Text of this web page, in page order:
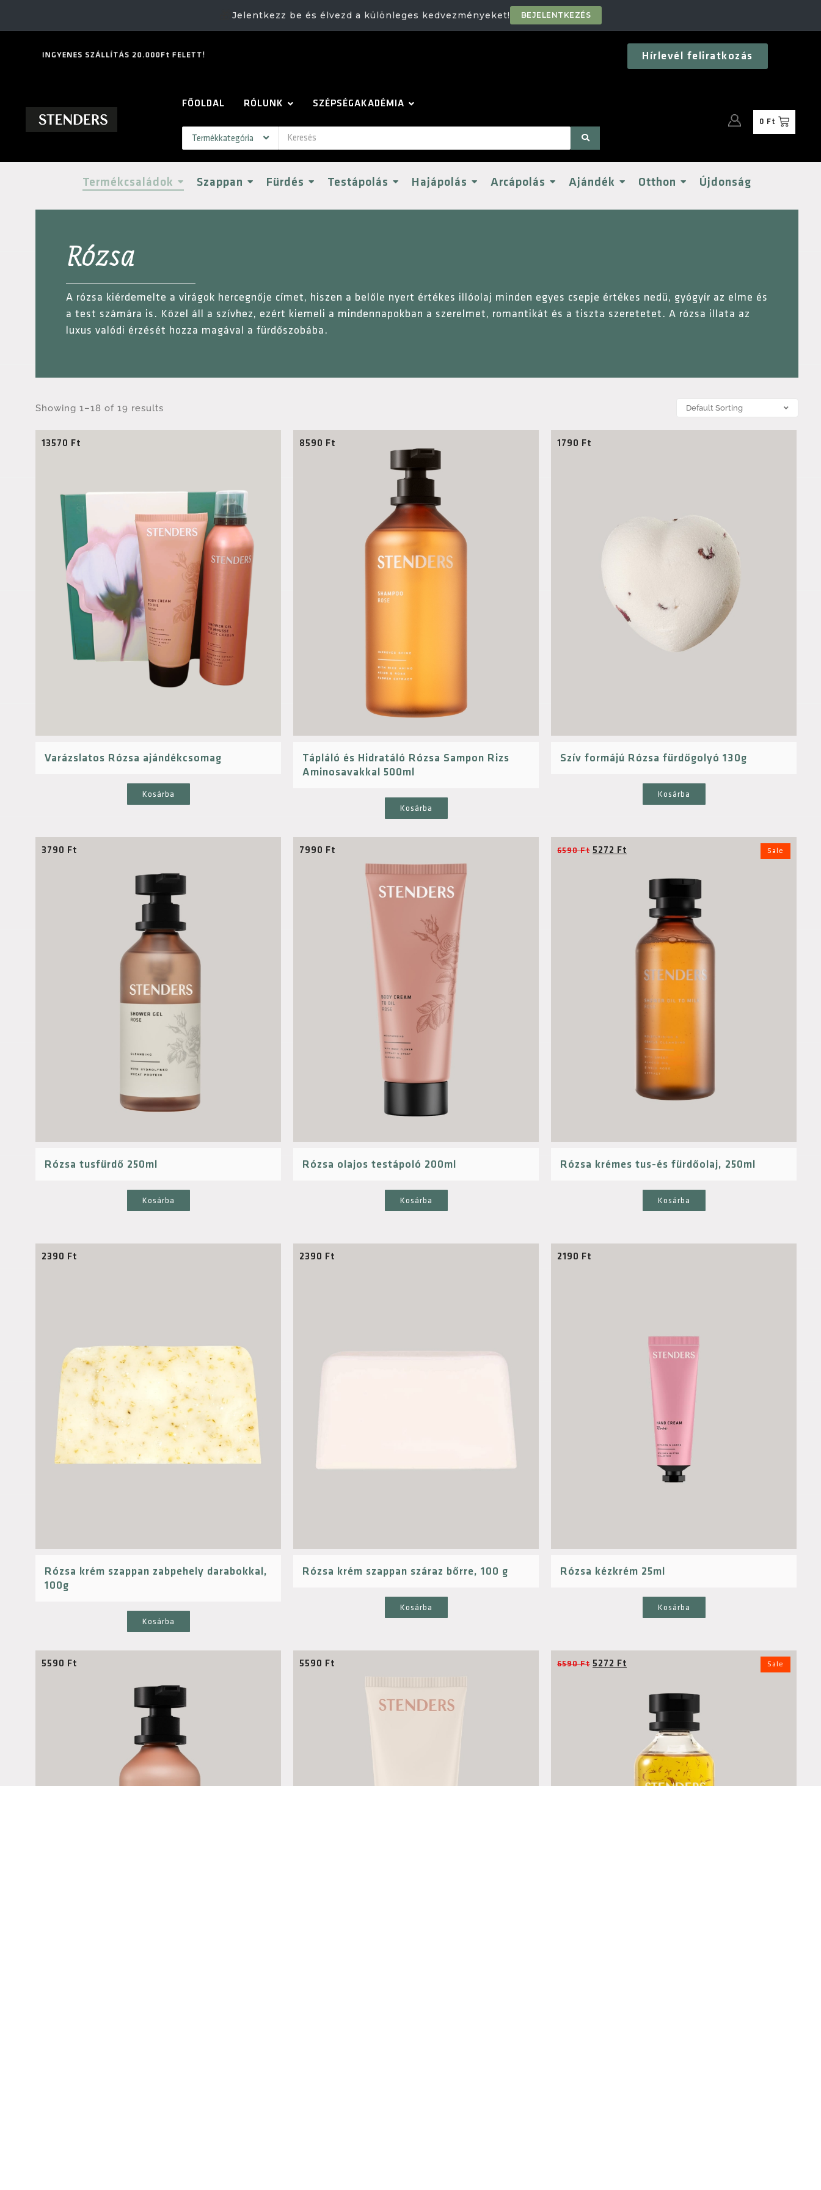
Jelentkezz be és élvezd a különleges kedvezményeket! BEJELENTKEZÉS
NGYENES SZÁLLÍTÁS 20.000Ft FELETT Hírlevél feliratkozás
FŐOLDAL RÓLUNK SZÉPSÉGAKADÉMIA
0 Ft
Termékcsaládok Szappan Fürdés Testápolás Hajápolás Arcápolás Ajándék Otthon Újdonság
Rózsa
A rózsa kiérdemelte a virágok hercegnője címet, hiszen a belőle nyert értékes illóolaj minden egyes csepje értékes nedü, gyógyír az elme és
a test számára is. Közel áll a szívhez, ezért kiemeli a mindennapokban a szerelmet, romantikát és a tiszta szeretetet. A rózsa illata az
luxus valódi érzését hozza magával a fürdőszobába.
Showing 1–18 of 19 results
13570 Ft
Varázslatos Rózsa ajándékcsomag
Kosárba
8590 Ft
Tápláló és Hidratáló Rózsa Sampon Rizs
Aminosavakkal 500ml
Kosárba
1790 Ft
Szív formájú Rózsa fürdőgolyó 130g
Kosárba
3790 Ft
Rózsa tusfürdő 250ml
Kosárba
7990 Ft
Rózsa olajos testápoló 200ml
Kosárba
Sale
6590Ft 5272 Ft
Rózsa krémes tus-és fürdőolaj, 250ml
Kosárba
2390 Ft
Rózsa krém szappan zabpehely darabokkal,
100g
Kosárba
2390 Ft
Rózsa krém szappan száraz bőrre, 100 g
Kosárba
2190 Ft
Rózsa kézkrém 25ml
Kosárba
5590 Ft 5590 Ft Sale
6590Ft 5272 Ft